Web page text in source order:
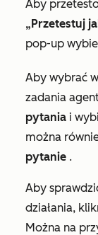
Aby
„Przetestuj
pop-up
Aby wybrać
zadania
pytania i
można
pytanie .
Aby
działania,
Można na